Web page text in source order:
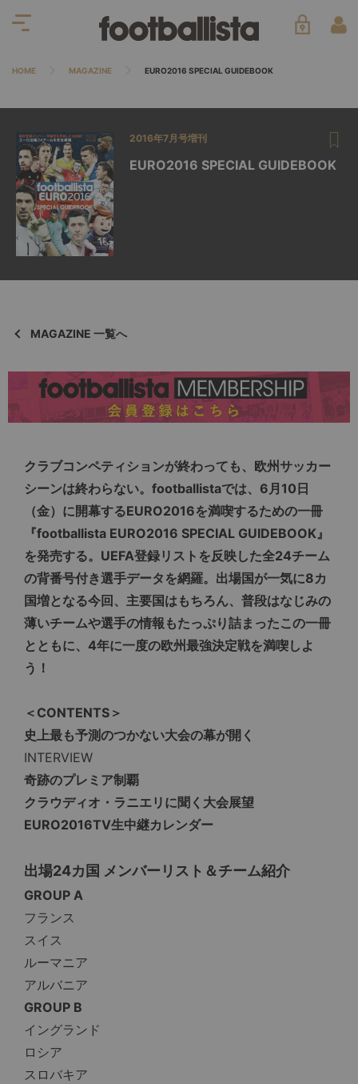
HOME MAGAZINE EURO2016 SPECIAL GUIDEBOOK
2016年7月号増刊
EURO2016 SPECIAL GUIDEBOOK
MAGAZINE 一覧へ
クラブコンペティションが終わっても、欧州サッカー
シーンは終わらない。footballistaでは、6月10日
（金）に開幕するEURO2016を満喫するための一冊
『footballista EURO2016 SPECIAL GUIDEBOOK』
を発売する。UEFA登録リストを反映した全24チーム
の背番号付き選手データを網羅。出場国が一気に8カ
国増となる今回、主要国はもちろん、普段はなじみの
薄いチームや選手の情報もたっぷり詰まったこの一冊
とともに、4年に一度の欧州最強決定戦を満喫しよ
う！
＜CONTENTS＞
史上最も予測のつかない大会の幕が開く
INTERVIEW
奇跡のプレミア制覇
クラウディオ・ラニエリに聞く大会展望
EURO2016TV生中継カレンダー
出場24カ国 メンバーリスト＆チーム紹介
GROUP A
フランス
スイス
ルーマニア
アルバニア
GROUP B
イングランド
ロシア
スロバキア